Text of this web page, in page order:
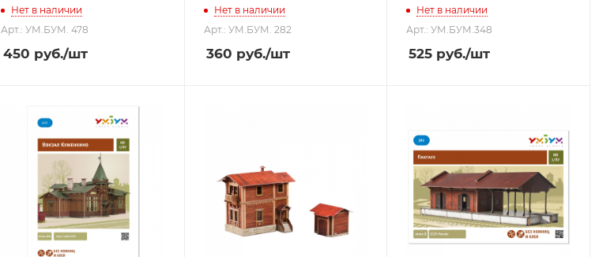
Нет в наличии
Арт.: УМ.БУМ. 478
450 руб./шт
Нет в наличии
Арт.: УМ.БУМ. 282
360 руб./шт
Нет в наличии
Арт.: УМ.БУМ.348
525 руб./шт